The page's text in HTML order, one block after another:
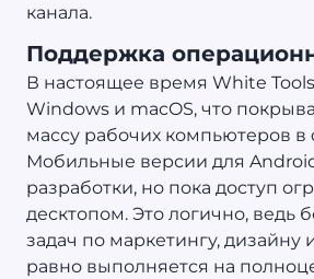
канала.
Поддержка
В настоящее время White
Windows и macOS, что
массу рабочих компьютеров
Мобильные версии для
разработки, но пока доступ
десктопом. Это логично, ведь
задач по маркетингу, дизайну
равно выполняется на